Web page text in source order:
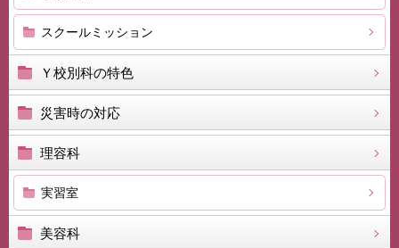
スクールミッション
Ｙ校別科の特色
災害時の対応
理容科
実習室
美容科